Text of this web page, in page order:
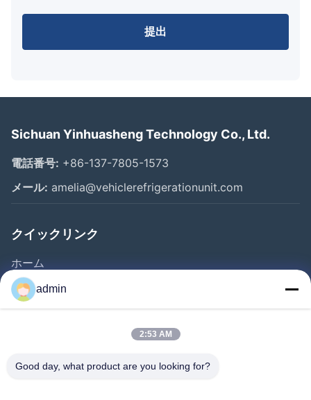
提出
Sichuan Yinhuasheng Technology Co., Ltd.
電話番号: +86-137-7805-1573
メール: amelia@vehiclerefrigerationunit.com
クイックリンク
ホーム
製品
動画
工場見学
admin
2:53 AM
Good day, what product are you looking for?